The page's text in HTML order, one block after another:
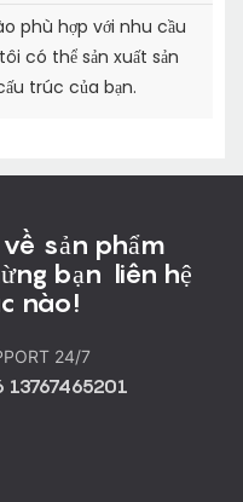
phù hợp với nhu cầu
có thể sản xuất sản
trúc của bạn.
sản phẩm
bạn liên hệ
nào!
24/7
13767465201